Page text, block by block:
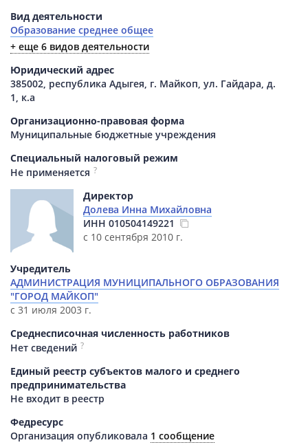
Вид деятельности
Образование среднее общее
+ еще 6 видов деятельности
Юридический адрес
385002, республика Адыгея, г. Майкоп, ул. Гайдара, д.
1, к.а
Организационно-правовая форма
Муниципальные бюджетные учреждения
Специальный налоговый режим
Не применяется ?
Директор
Долева Инна Михайловна
ИНН 010504149221
с 10 сентября 2010 г.
Учредитель
АДМИНИСТРАЦИЯ МУНИЦИПАЛЬНОГО ОБРАЗОВАНИЯ
"ГОРОД МАЙКОП"
с 31 июля 2003 г.
Среднесписочная численность работников
Нет сведений ?
Единый реестр субъектов малого и среднего
предпринимательства
Не входит в реестр
Федресурс
Организация опубликовала 1 сообщение